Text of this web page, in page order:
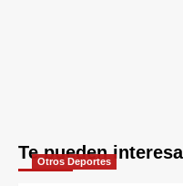
Te pueden
Otros Deportes